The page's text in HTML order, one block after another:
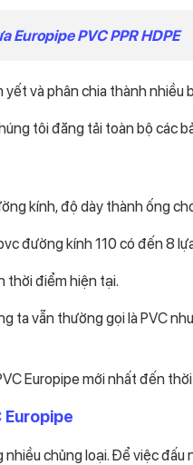
Europipe PVC PPR HDPE
và phân chia thành nhiều
tôi đăng tải toàn bộ các
kính, độ dày thành ống
đường kính 110 có đến 8
thời điểm hiện tại.
ta vẫn thường gọi là PVC
Europipe mới nhất đến
Europipe
chủng loại. Để việc